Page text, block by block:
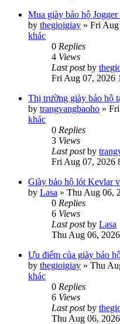
Mua giày bảo hộ
by thegioigiay » Fri Aug
khác
0 Replies
4 Views
Last postby
Fri Aug 07, 2026
Thị trường giày bảo hộ
by trangvangbaoho »
khác
0 Replies
3 Views
Last postby
Fri Aug 07, 2026
Giày bảo hộ lót Kevlar
by Lasa » Thu Aug 06,
0 Replies
6 Views
Last postby Lasa
Thu Aug 06,
Ưu điểm của giày bảo
by thegioigiay » Thu
khác
0 Replies
6 Views
Last postby
Thu Aug 06,